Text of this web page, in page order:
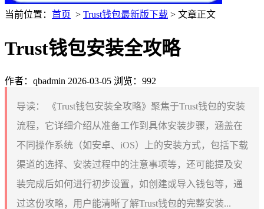
当前位置： 首页 > Trust钱包最新版下载 > 文章正文
Trust钱包安装全攻略
作者：qbadmin 2026-03-05 浏览：992
导读：
《Trust钱包安装全攻略》聚焦于Trust钱包的安装
流程，它详细介绍从准备工作到具体安装步骤，涵盖在
不同操作系统（如安卓、iOS）上的安装方式，包括下载
渠道的选择、安装过程中的注意事项等，还可能提及安
装完成后如何进行初步设置，如创建或导入钱包等，通
过这份攻略，用户能清晰了解Trust钱包的完整安装...